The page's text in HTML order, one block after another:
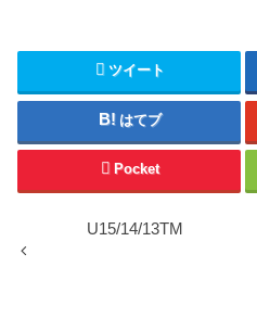
ツイート
はてブ
Pocket
U15/14/13TM